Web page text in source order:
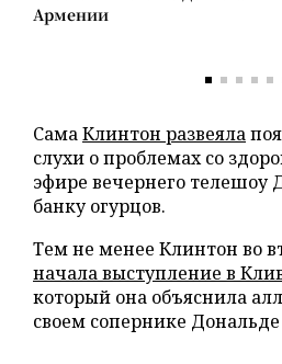
Армении
СамаКлинтон развеяла
слухи о проблемах со
эфире вечернего
банку огурцов.
Тем не менее Клинтон во
начала выступление в
который она объяснила
своем сопернике